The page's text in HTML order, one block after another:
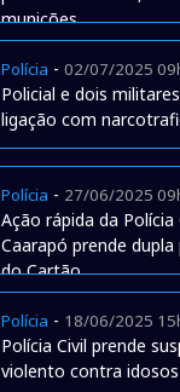
munições
Polícia -02/07/2025
Policial e dois
ligação com
Polícia - 27/06/2025
Ação rápida da Polícia
Caarapó prende
do Cartão
Polícia - 18/06/2025
Polícia Civil prende
violento contra